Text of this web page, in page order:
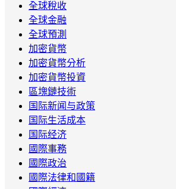
全球稅收
全球金融
全球預測
加密貨幣
加密貨幣分析
加密貨幣投資
區塊鏈技術
国际新闻与政策
国际生活成本
国际经济
國際事務
國際政治
國際法律和國籍